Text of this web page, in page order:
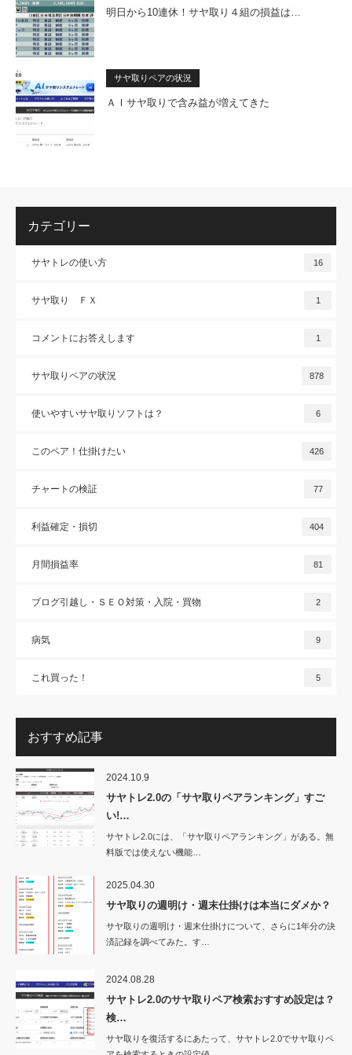
明日から10連休！サヤ取り４組の損益は…
サヤ取りペアの状況
ＡＩサヤ取りで含み益が増えてきた
カテゴリー
サヤトレの使い方 16
サヤ取り ＦＸ 1
コメントにお答えします 1
サヤ取りペアの状況 878
使いやすいサヤ取りソフトは？ 6
このペア！仕掛けたい 426
チャートの検証 77
利益確定・損切 404
月間損益率 81
ブログ引越し・ＳＥＯ対策・入院・買物 2
病気 9
これ買った！ 5
おすすめ記事
2024.10.9
サヤトレ2.0の「サヤ取りペアランキング」すご
い!…
サヤトレ2.0には、「サヤ取りペアランキング」がある。無
料版では使えない機能…
2025.04.30
サヤ取りの週明け・週末仕掛けは本当にダメか？
サヤ取りの週明け・週末仕掛けについて、さらに1年分の決
済記録を調べてみた。す…
2024.08.28
サヤトレ2.0のサヤ取りペア検索おすすめ設定は？
検…
サヤ取りを復活するにあたって、サヤトレ2.0でサヤ取りペ